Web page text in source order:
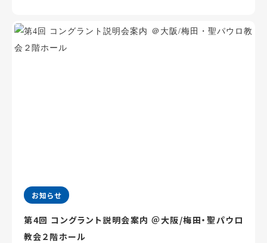
お知らせ
第4回 コングラント説明会案内 ＠大阪/梅田・聖パウロ
教会２階ホール